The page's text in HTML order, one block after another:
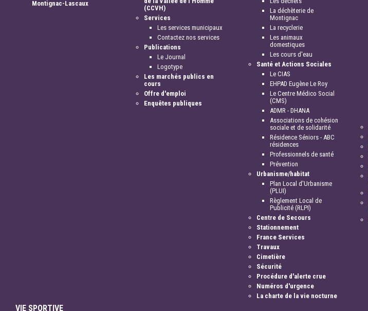
Montignac-Lascaux
(CCVH)
Services
Les services municipaux
Contactez nos services
Publications
Le Journal
Logotype
Les marchés publics en
cours
Offre d'emploi
Enquêtes publiques
La déchèterie de
Montignac
La recyclerie
Les animaux
domestiques
Les cours d'eau
Santé et Actions Sociales
Le CIAS
EHPAD Eugène Le Roy
Le Centre Médico Social
(CMS)
ADMR - DHANA
Associations de cohésion
sociale et de solidarité
Résidence Séniors - ABC
résidences
Professionnels de santé
Prévention
Urbanisme/habitat
Plan Local d'Urbanisme
(PLUI)
Règlement Local de
Publicité (RLPI)
Centre de Secours
Stationnement
France Services
Travaux
Cimetière
Sécurité
Procédure d'alerte crue
Numéros d'urgence
La charte de la vie nocturne
VIE SPORTIVE